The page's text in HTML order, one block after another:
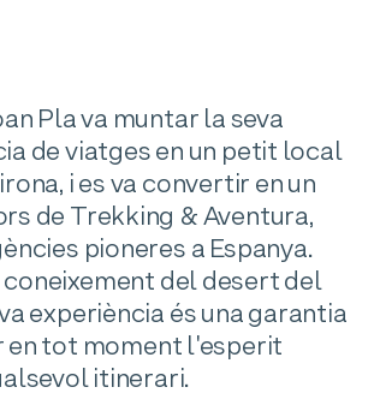
Pla va muntar la seva
de viatges en un petit local
i es va convertir en un
de Trekking & Aventura,
pioneres a Espanya.
coneixement del desert del
experiència és una garantia
en tot moment l'esperit
itinerari.